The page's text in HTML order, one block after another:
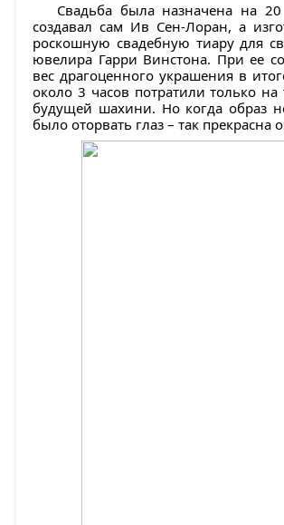
Свадьба была назначена на
создавал сам Ив Сен-Лоран, а
роскошную свадебную тиару для
ювелира Гарри Винстона. При ее
вес драгоценного украшения в
около 3 часов потратили только
будущей шахини. Но когда образ
было оторвать глаз – так